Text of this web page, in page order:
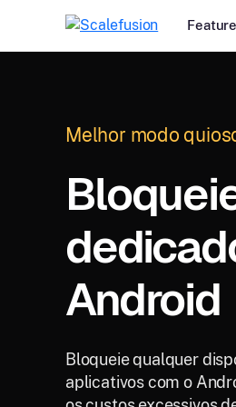
Melhor modo
Android
Bloqueie qualquer
aplicativos com o